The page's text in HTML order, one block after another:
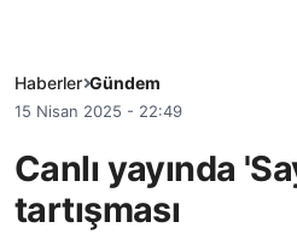
Haberler Gündem
15 Nisan 2025 - 22:49
Canlı yayında
tartışması